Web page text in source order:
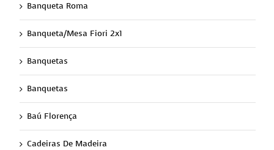
Banqueta Roma
Banqueta/Mesa Fiori 2x1
Banquetas
Banquetas
Baú Florença
Cadeiras De Madeira